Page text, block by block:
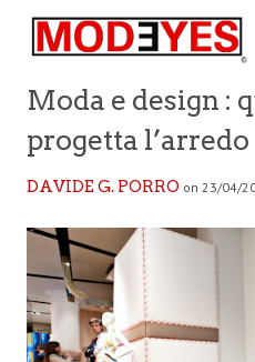
Moda e design :
progetta l’arredo
DAVIDE G. PORRO on 23/04/